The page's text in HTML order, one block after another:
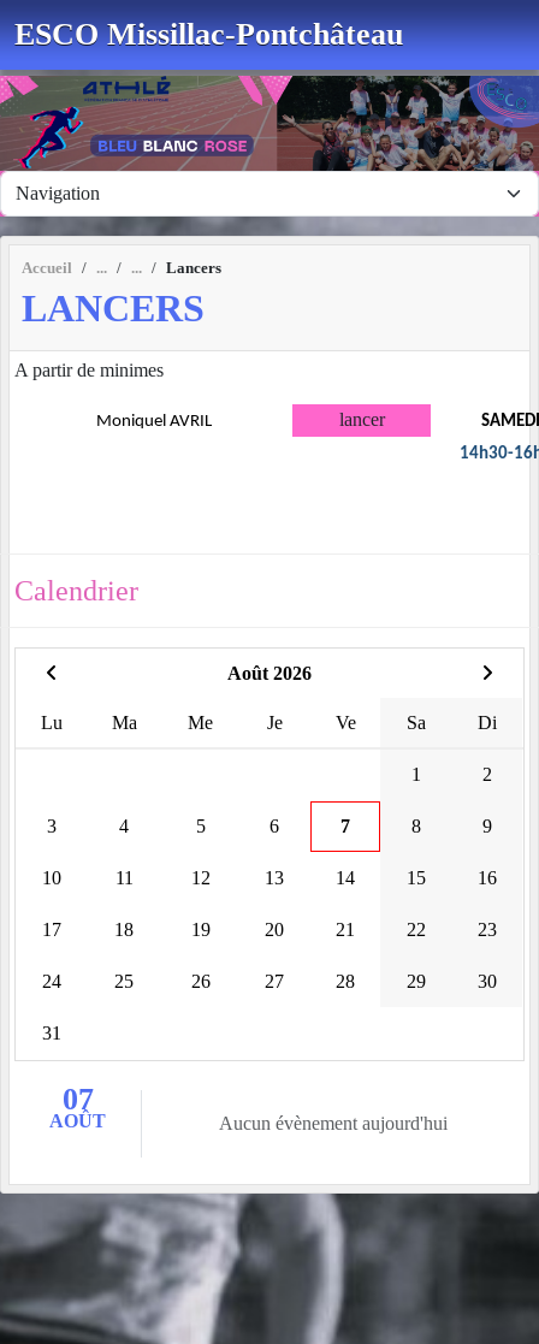
ESCO Missillac-Pontchâteau
Accueil Lancers
LANCERS
A partir de minimes
Moniquel AVRIL lancer
SAMEDI
14h30-
Calendrier
Août 2026
Lu Ma Me Je Ve Sa Di
1 2
3 4 5 6 7 8 9
10 11 12 13 14 15 16
17 18 19 20 21 22 23
24 25 26 27 28 29 30
31
07
AOÛT Aucun évènement aujourd'hui